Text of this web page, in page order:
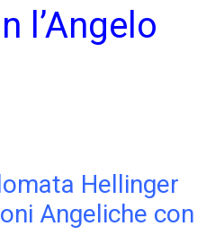
l’Angelo
Hellinger
Angeliche con